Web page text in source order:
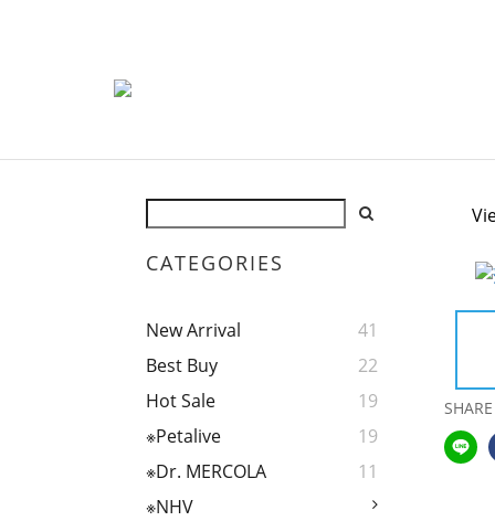
CATEGORIES
New Arrival
41
Best Buy
22
Hot Sale
19
※Petalive
19
※Dr. MERCOLA
11
※NHV
SHARE